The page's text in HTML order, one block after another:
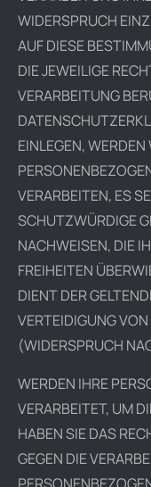
WIDERSPRUCH
AUF DIESE
DIE JEWEILIGE
VERARBEITUNG
EINLEGEN,
VERARBEITEN, ES
SCHUTZWÜRDIGE
NACHWEISEN, DIE
FREIHEITEN
DIENT DER
VERTEIDIGUNG
(WIDERSPRUCH
WERDEN IHRE
VERARBEITET, UM
HABEN SIE DAS
GEGEN DIE